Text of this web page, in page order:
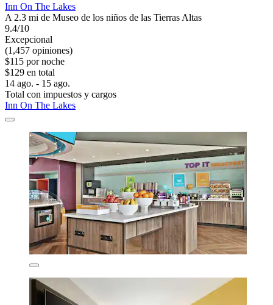
Inn On The Lakes
A 2.3 mi de Museo de los niños de las Tierras Altas
9.4/10
Excepcional
(1,457 opiniones)
$115 por noche
$129 en total
14 ago. - 15 ago.
Total con impuestos y cargos
Inn On The Lakes